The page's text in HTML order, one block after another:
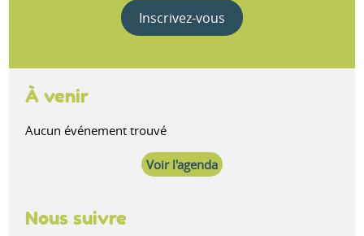
Inscrivez-vous
À venir
Aucun événement trouvé
Voir l'agenda
Nous suivre